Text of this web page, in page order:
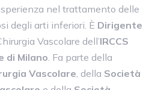
nel trattamento delle
degli arti inferiori. È Dirigente
Vascolare dell’IRCCS
di Milano. Fa parte della
Vascolare, della Società